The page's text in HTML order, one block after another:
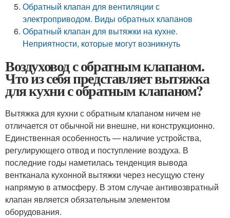
Обратный клапан для вентиляции с
электроприводом. Виды обратных клапанов
Обратный клапан для вытяжки на кухне.
Неприятности, которые могут возникнуть
Воздуховод с обратным клапаном.
Что из себя представляет вытяжка
для кухни с обратным клапаном?
Вытяжка для кухни с обратным клапаном ничем не
отличается от обычной ни внешне, ни конструкционно.
Единственная особенность — наличие устройства,
регулирующего отвод и поступление воздуха. В
последние годы наметилась тенденция вывода
вентканала кухонной вытяжки через несущую стену
напрямую в атмосферу. В этом случае антивозвратный
клапан является обязательным элементом
оборудования.